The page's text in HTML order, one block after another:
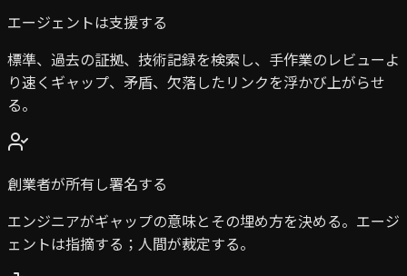
エージェントは支援する
標準、過去の証拠、技術記録を検索し、手作業のレビューよ
り速くギャップ、矛盾、欠落したリンクを浮かび上がらせ
る。
創業者が所有し署名する
エンジニアがギャップの意味とその埋め方を決める。エージ
ェントは指摘する；人間が裁定する。